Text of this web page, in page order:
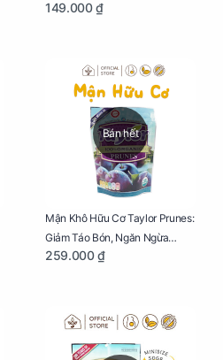
Giảm Mệt Mỏi Cho Mẹ Bầu Túi
149.000 ₫
Bán hết
Mận Khô Hữu Cơ Taylor Prunes:
Giảm Táo Bón, Ngăn Ngừa
Thiếu Máu Cho Mẹ Bầu Túi
259.000 ₫